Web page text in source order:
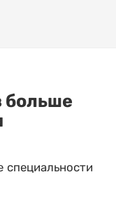
больше
специальности